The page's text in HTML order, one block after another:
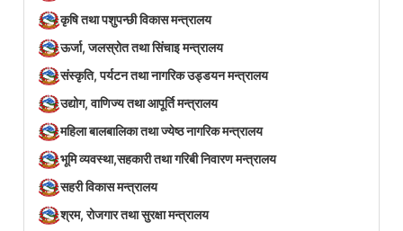
कृषि तथा पशुपन्छी विकास मन्त्रालय
ऊर्जा, जलस्रोत तथा सिंचाइ मन्त्रालय
संस्कृति, पर्यटन तथा नागरिक उड्डयन मन्त्रालय
उद्योग, वाणिज्य तथा आपूर्ति मन्त्रालय
महिला बालबालिका तथा ज्येष्ठ नागरिक मन्त्रालय
भूमि व्यवस्था,सहकारी तथा गरिबी निवारण मन्त्रालय
सहरी विकास मन्त्रालय
श्रम, रोजगार तथा सुरक्षा मन्त्रालय